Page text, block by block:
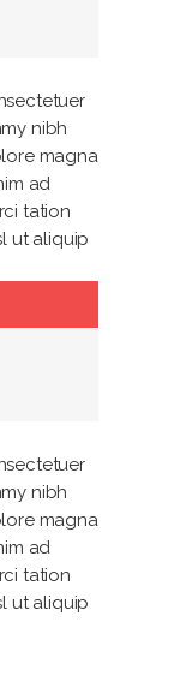
nibh
magna
ad
tation
ut aliquip
nibh
magna
ad
tation
ut aliquip